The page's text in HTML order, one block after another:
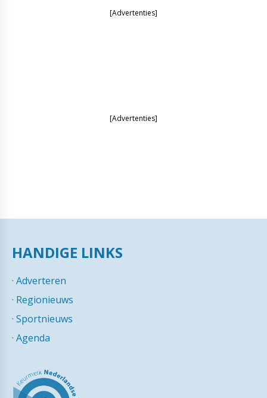
[Advertenties]
[Advertenties]
HANDIGE LINKS
· Adverteren
· Regionieuws
· Sportnieuws
· Agenda